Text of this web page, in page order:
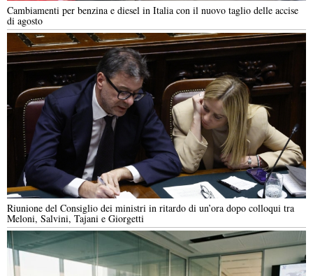
Cambiamenti per benzina e diesel in Italia con il nuovo taglio delle accise
di agosto
Riunione del Consiglio dei ministri in ritardo di un’ora dopo colloqui tra
Meloni, Salvini, Tajani e Giorgetti